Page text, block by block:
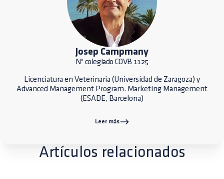
Josep Campmany
Nº colegiado COVB 1125
Licenciatura en Veterinaria (Universidad de Zaragoza) y
Advanced Management Program. Marketing Management
(ESADE, Barcelona)
Leer más
Artículos relacionados